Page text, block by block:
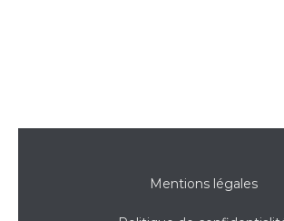
Mentions légales